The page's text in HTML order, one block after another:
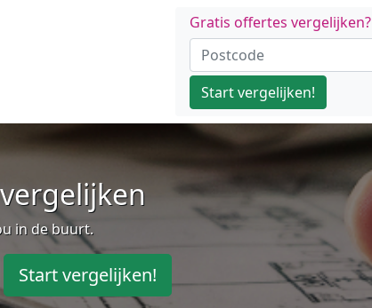
Gratis offertes vergelijken?
Start vergelijken!
in de buurt.
Start vergelijken!